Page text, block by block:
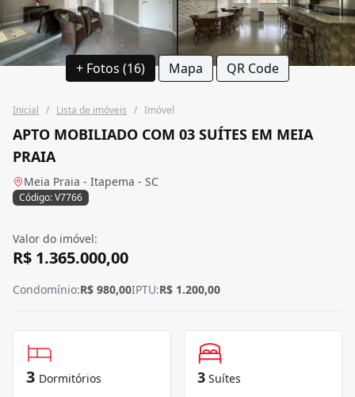
+ Fotos (16) Mapa QR Code
Inicial / Lista de imóveis / Imóvel
APTO MOBILIADO COM 03 SUÍTES EM MEIA
PRAIA
Meia Praia - Itapema - SC
Código: V7766
Valor do imóvel:
R$ 1.365.000,00
Condomínio:R$ 980,00IPTU:R$ 1.200,00
3 Dormitórios 3 Suítes